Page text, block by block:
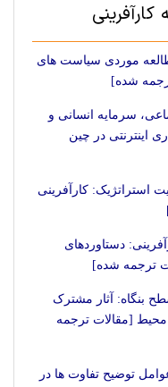
موردی سیاست های
شده]
سرمایه انسانی و
اینترنتی در چین
استراتژیک: کارآفرینی
دستاوردهای
ترجمه شده]
بنگاه: آثار مشترک
[مقالات ترجمه
توضیح تفاوت ها در